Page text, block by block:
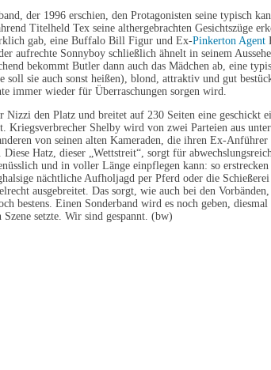
der 1996 erschien, den Protagonisten seine typisch
Titelheld Tex seine althergebrachten Gesichtszüge
gab, eine Buffalo Bill Figur und Ex-Pinkerton Agent
aufrechte Sonnyboy schließlich ähnelt in seinem
bekommt Butler dann auch das Mädchen ab, eine
soll sie auch sonst heißen), blond, attraktiv und gut
immer wieder für Überraschungen sorgen wird.
den Platz und breitet auf 230 Seiten eine geschickt
Shelby wird von zwei Parteien aus
von seinen alten Kameraden, die ihren Ex-Anführer
Hatz, dieser „Wettstreit“, sorgt für
und in voller Länge einpflegen kann: so
nächtliche Aufholjagd per Pferd oder die
ausgebreitet. Das sorgt, wie auch bei den
bestens. Einen Sonderband wird es noch geben,
Szene setzte. Wir sind gespannt. (bw)